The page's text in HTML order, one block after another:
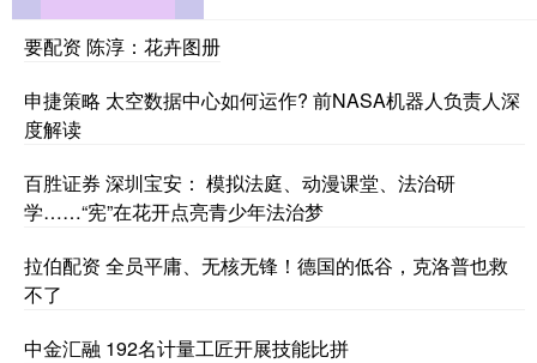
要配资 陈淳：花卉图册
申捷策略 太空数据中心如何运作? 前NASA机器人负责人深
度解读
百胜证券 深圳宝安： 模拟法庭、动漫课堂、法治研
学……“宪”在花开点亮青少年法治梦
拉伯配资 全员平庸、无核无锋！德国的低谷，克洛普也救
不了
中金汇融 192名计量工匠开展技能比拼